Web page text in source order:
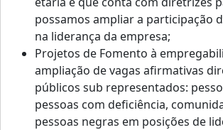
possamos ampliar a participação
na liderança da empresa;
Projetos de Fomento à
ampliação de vagas afirmativas
públicos sub representados:
pessoas com deficiência,
pessoas negras em posições de